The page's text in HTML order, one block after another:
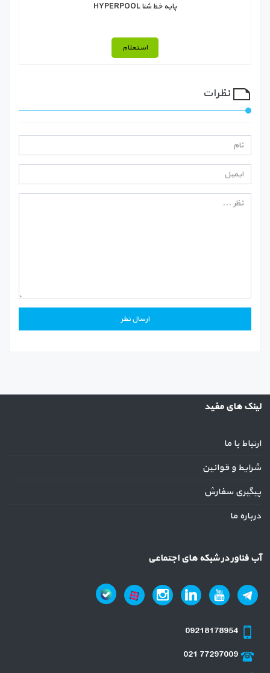
پايه خط شنا HYPERPOOL
استعلام
نظرات
لینک های مفید
ارتباط با ما
شرایط و قوانین
پیگیری سفارش
درباره ما
آب فناور در شبکه های اجتماعی
09218178954
021 77297009